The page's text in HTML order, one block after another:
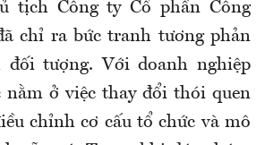
tịch Công ty Cổ phần Công
chỉ ra bức tranh tương phản
đối tượng. Với doanh nghiệp
nằm ở việc thay đổi thói quen
chỉnh cơ cấu tổ chức và mô